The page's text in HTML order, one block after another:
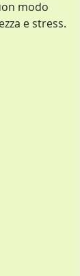
modo
e stress.